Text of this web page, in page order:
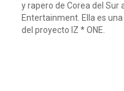
y rapero de Corea del
Entertainment. Ella es
del proyecto IZ * ONE.